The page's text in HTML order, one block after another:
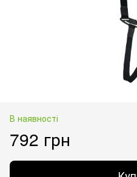
В наявності
792 грн